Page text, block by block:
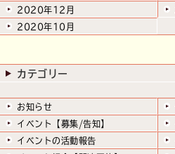
2020年12月
2020年10月
カテゴリー
お知らせ
イベント【募集/告知】
イベントの活動報告